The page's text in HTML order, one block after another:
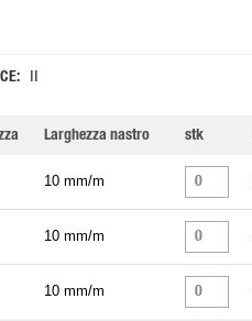
Larghezza nastro stk
10 mm/m
10 mm/m
10 mm/m